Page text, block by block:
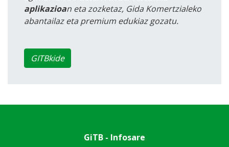
aplikazioan eta zozketaz, Gida Komertzialeko
abantailaz eta premium edukiaz gozatu.
GITBkide
GiTB - Infosare